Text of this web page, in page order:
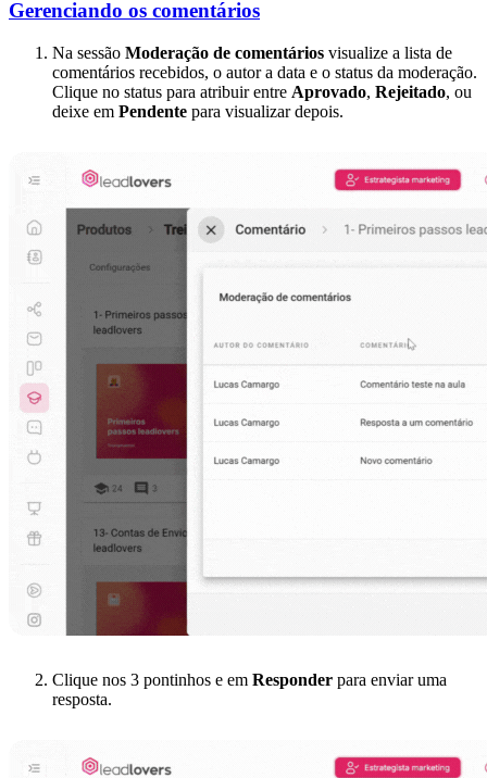
Gerenciando os comentários
Na sessão Moderação de comentários visualize a lista de
comentários recebidos, o autor a data e o status da moderação.
Clique no status para atribuir entre Aprovado, Rejeitado, ou
deixe em Pendente para visualizar depois.
Clique nos 3 pontinhos e em Responder para enviar uma
resposta.